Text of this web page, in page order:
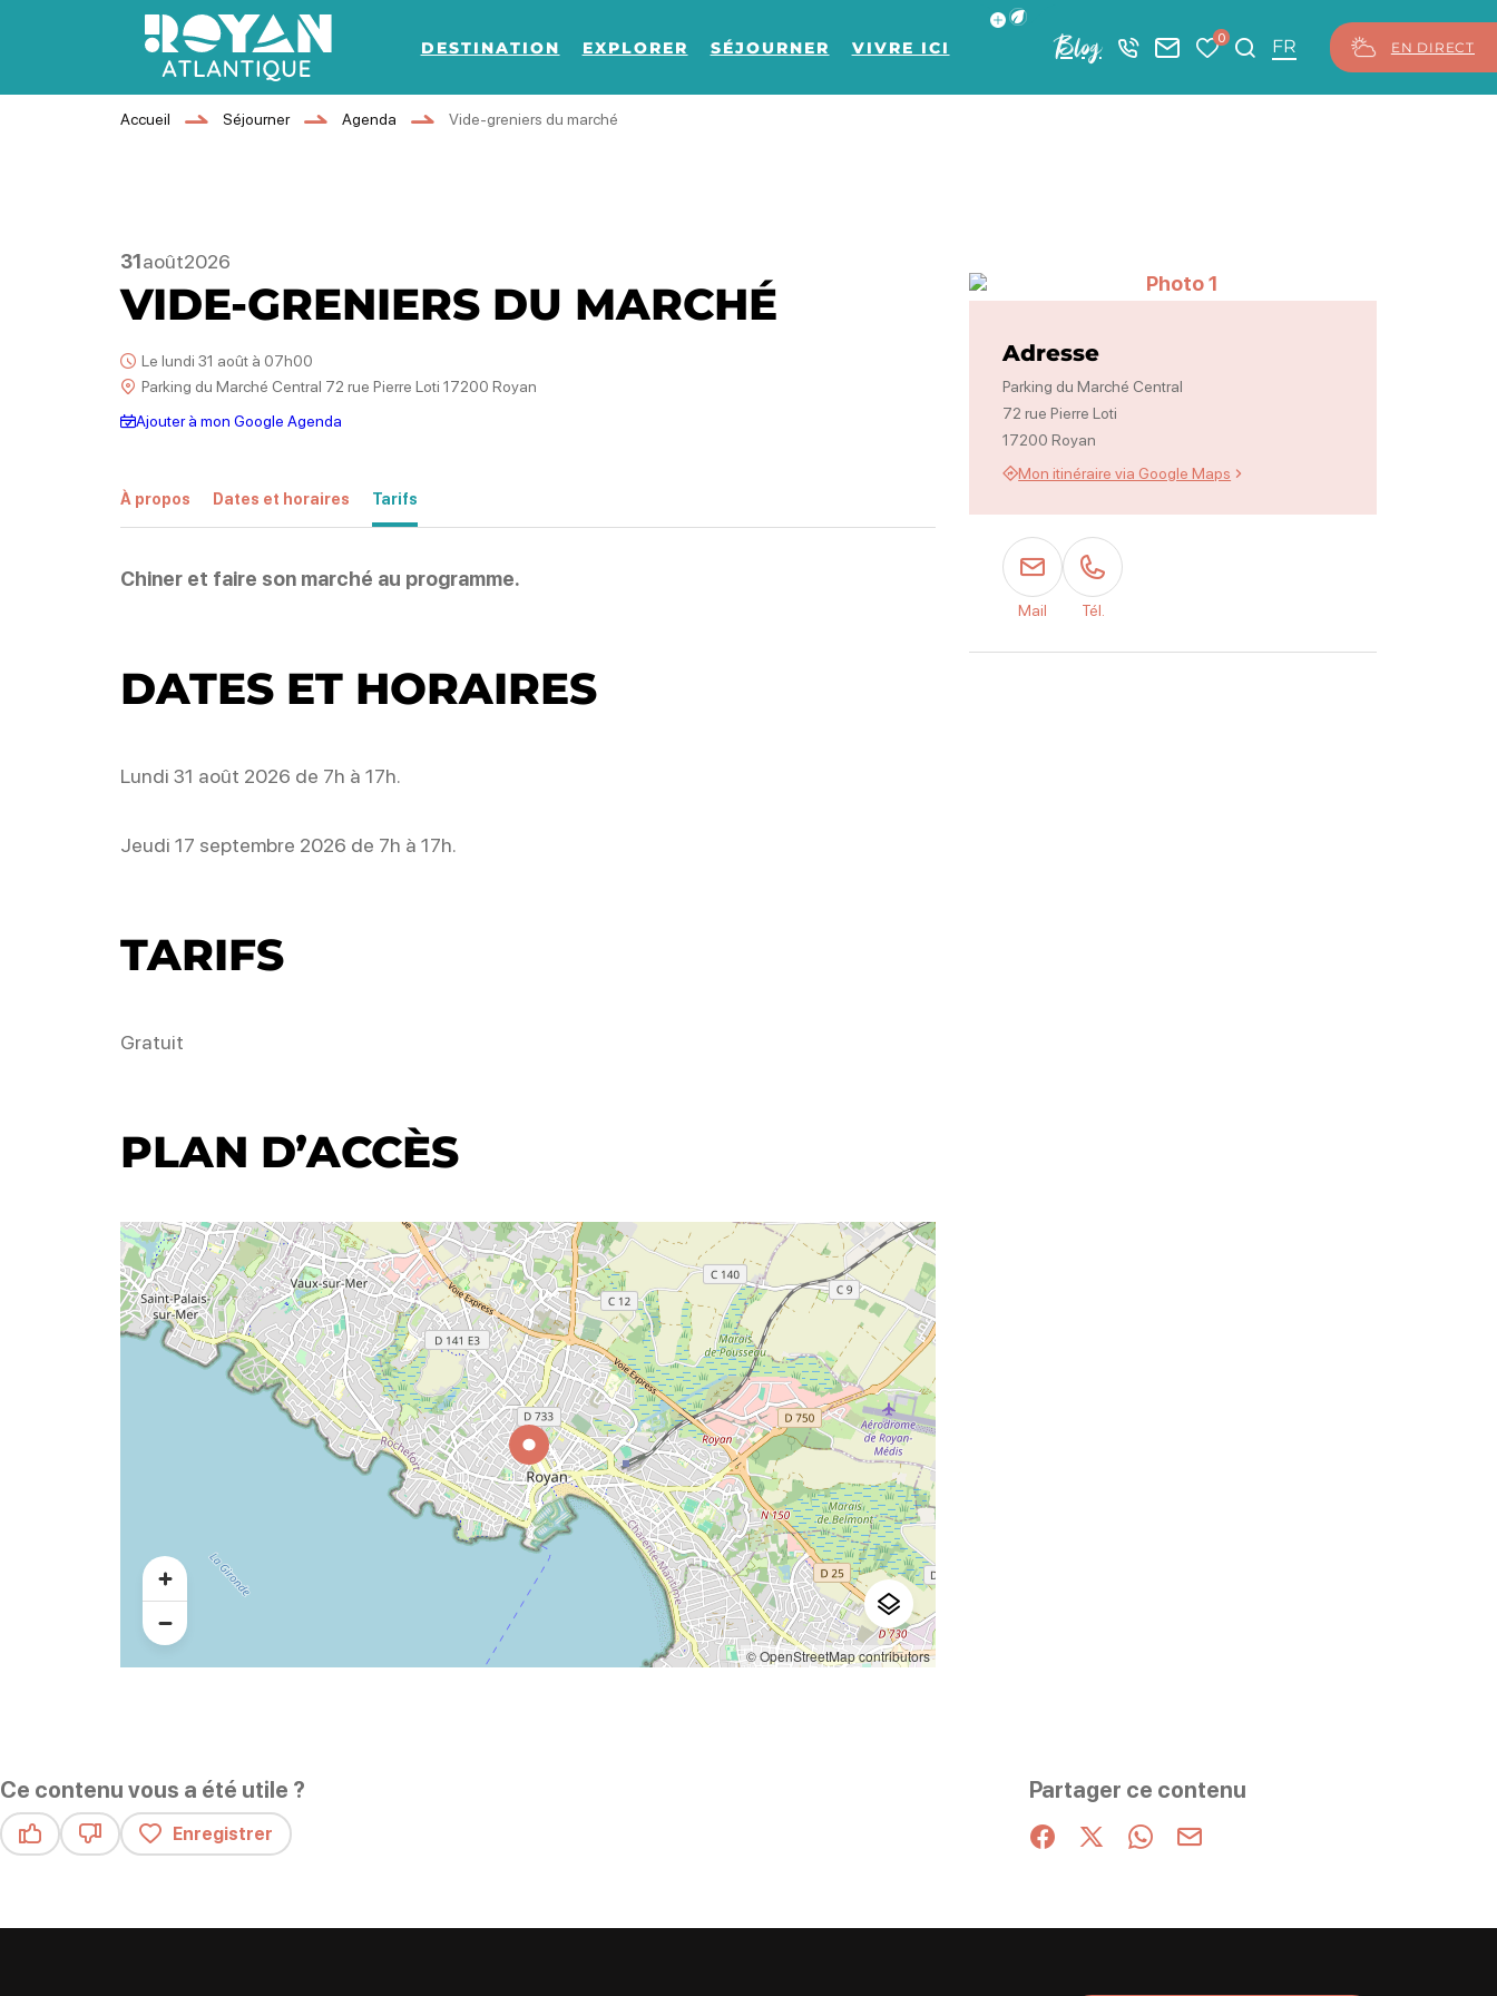
Afficher la barre de navigation du mode éco
Royan Atlantique
DESTINATION EXPLORER SÉJOURNER VIVRE ICI Blog +33 5 46 08 21 00
Nous contacter
Mes favoris
0 Je recherche
FR EN DIRECT
Accueil Séjourner Agenda Vide-greniers du marché
31août2026
VIDE-GRENIERS DU MARCHÉ
Le lundi 31 août à 07h00
Parking du Marché Central 72 rue Pierre Loti 17200 Royan
Ajouter à mon Google Agenda
À propos Dates et horaires Tarifs
Chiner et faire son marché au programme.
DATES ET HORAIRES
Lundi 31 août 2026 de 7h à 17h.
Jeudi 17 septembre 2026 de 7h à 17h.
TARIFS
Gratuit
PLAN D’ACCÈS
© OpenStreetMap contributors
Photo 1
Adresse
Parking du Marché Central
72 rue Pierre Loti
17200 Royan
Mon itinéraire via Google Maps
Mail Tél.
Ce contenu vous a été utile ?
Enregistrer
Partager ce contenu
Partager sur Facebook (nouvelle fenêtre)
Partager sur X / Twitter (nouvelle fenêtre)
Partager sur WhatsApp
Partager par mail